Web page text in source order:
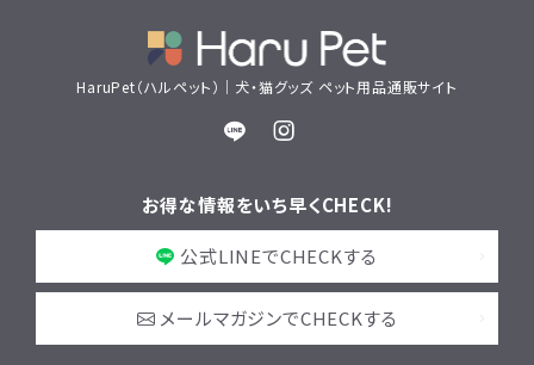
HaruPet（ハルペット）｜犬・猫グッズ ペット用品通販サイト
お得な情報をいち早くCHECK!
公式LINEでCHECKする
メールマガジンでCHECKする